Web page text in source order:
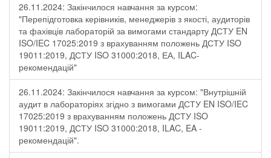
26.11.2024: Закінчилося навчання за курсом:
"Перепідготовка керівників, менеджерів з якості, аудиторів
та фахівців лабораторій за вимогами стандарту ДСТУ EN
ISO/IEC 17025:2019 з врахуванням положень ДСТУ ISO
19011:2019, ДСТУ ISO 31000:2018, ЕА, ILAC-
рекомендацій"
26.11.2024: Закінчилося навчання за курсом: "Внутрішній
аудит в лабораторіях згідно з вимогами ДСТУ EN ISO/IEC
17025:2019 з врахуванням положень ДСТУ ISO
19011:2019, ДСТУ ISO 31000:2018, ILAC, EA -
рекомендацій".